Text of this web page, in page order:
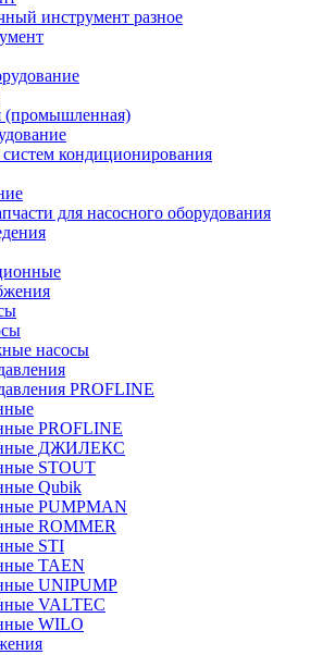
инструмент разное
(промышленная)
кондиционирования
для насосного оборудования
насосы
PROFLINE
PROFLINE
ДЖИЛЕКС
STOUT
Qubik
PUMPMAN
ROMMER
STI
TAEN
UNIPUMP
VALTEC
WILO